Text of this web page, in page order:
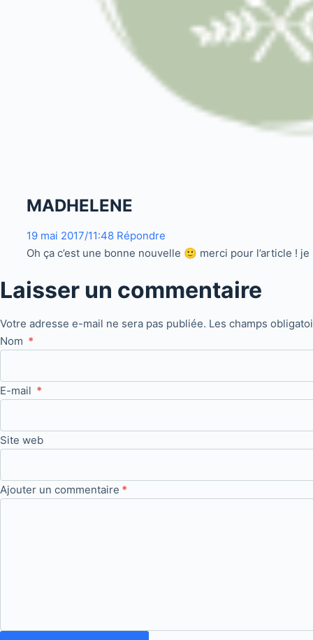
MADHELENE
19 mai 2017/11:48 Répondre
Oh ça c’est une bonne nouvelle 🙂 merci pour l’article !
Laisser un commentaire
Votre adresse e-mail ne sera pas publiée. Les champs
Nom *
E-mail *
Site web
Ajouter un commentaire *